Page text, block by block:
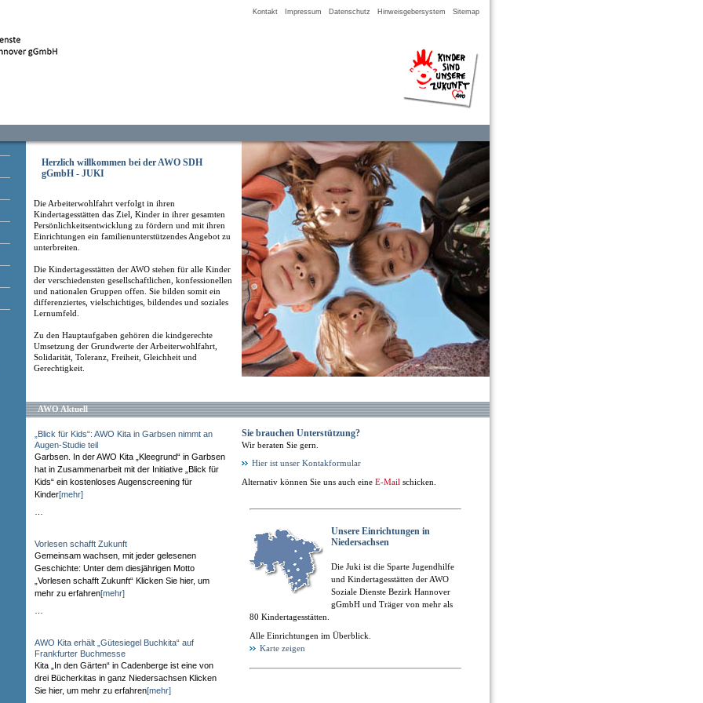
Kontakt Impressum Datenschutz Hinweisgebersystem Sitemap
Herzlich willkommen bei der AWO SDH
gGmbH - JUKI
Die Arbeiterwohlfahrt verfolgt in ihren
Kindertagesstätten das Ziel, Kinder in ihrer gesamten
Persönlichkeitsentwicklung zu fördern und mit ihren
Einrichtungen ein familienunterstützendes Angebot zu
unterbreiten.
Die Kindertagesstätten der AWO stehen für alle Kinder
der verschiedensten gesellschaftlichen, konfessionellen
und nationalen Gruppen offen. Sie bilden somit ein
differenziertes, vielschichtiges, bildendes und soziales
Lernumfeld.
Zu den Hauptaufgaben gehören die kindgerechte
Umsetzung der Grundwerte der Arbeiterwohlfahrt,
Solidarität, Toleranz, Freiheit, Gleichheit und
Gerechtigkeit.
AWO Aktuell
„Blick für Kids“: AWO Kita in Garbsen nimmt an
Augen-Studie teil
Garbsen. In der AWO Kita „Kleegrund“ in Garbsen
hat in Zusammenarbeit mit der Initiative „Blick für
Kids“ ein kostenloses Augenscreening für
Kinder[mehr]
Vorlesen schafft Zukunft
Gemeinsam wachsen, mit jeder gelesenen
Geschichte: Unter dem diesjährigen Motto
„Vorlesen schafft Zukunft“ Klicken Sie hier, um
mehr zu erfahren[mehr]
AWO Kita erhält „Gütesiegel Buchkita“ auf
Frankfurter Buchmesse
Kita „In den Gärten“ in Cadenberge ist eine von
drei Bücherkitas in ganz Niedersachsen Klicken
Sie hier, um mehr zu erfahren[mehr]
Sie brauchen Unterstützung?
Wir beraten Sie gern.
Hier ist unser Kontakformular
Alternativ können Sie uns auch eine E-Mail schicken.
Unsere Einrichtungen in
Niedersachsen
Die Juki ist die Sparte Jugendhilfe
und Kindertagesstätten der AWO
Soziale Dienste Bezirk Hannover
gGmbH und Träger von mehr als
80 Kindertagesstätten.
Alle Einrichtungen im Überblick.
Karte zeigen